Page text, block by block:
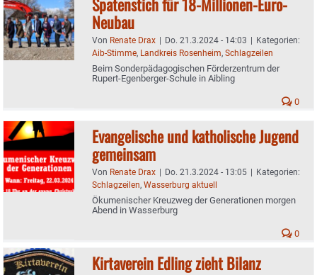
Neubau
Von Renate Drax | Do. 21.3.2024 - 14:03 | Kategorien:
Aib-Stimme, Landkreis Rosenheim, Schlagzeilen
Beim Sonderpädagogischen Förderzentrum der
Rupert-Egenberger-Schule in Aibling
0
Evangelische und katholische Jugend
gemeinsam
Von Renate Drax | Do. 21.3.2024 - 13:05 | Kategorien:
Schlagzeilen, Wasserburg aktuell
Ökumenischer Kreuzweg der Generationen morgen
Abend in Wasserburg
0
Kirtaverein Edling zieht Bilanz